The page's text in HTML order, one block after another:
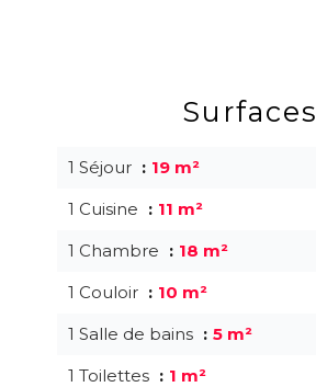
Surfaces
1 Séjour
19 m²
1 Cuisine
11 m²
1 Chambre
18 m²
1 Couloir
10 m²
1 Salle de bains
5 m²
1 Toilettes
1 m²